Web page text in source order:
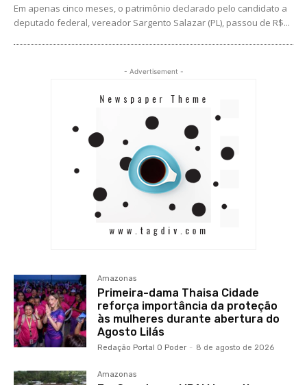
Em apenas cinco meses, o patrimônio declarado pelo candidato a
deputado federal, vereador Sargento Salazar (PL), passou de R$...
- Advertisement -
Amazonas
Primeira-dama Thaisa Cidade
reforça importância da proteção
às mulheres durante abertura do
Agosto Lilás
Redação Portal O Poder - 8 de agosto de 2026
Amazonas